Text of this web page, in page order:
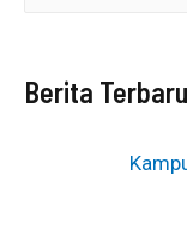
Berita Terbaru